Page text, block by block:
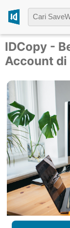
IDCopy -
Account di